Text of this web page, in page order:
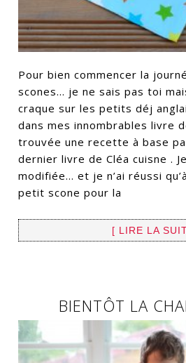
Pour bien commencer la
scones… je ne sais pas toi
craque sur les petits déj
dans mes innombrables livre
trouvée une recette à base
dernier livre de Cléa cuisne .
modifiée… et je n’ai réussi
petit scone pour la
[ LIRE LA
BIENTÔT LA